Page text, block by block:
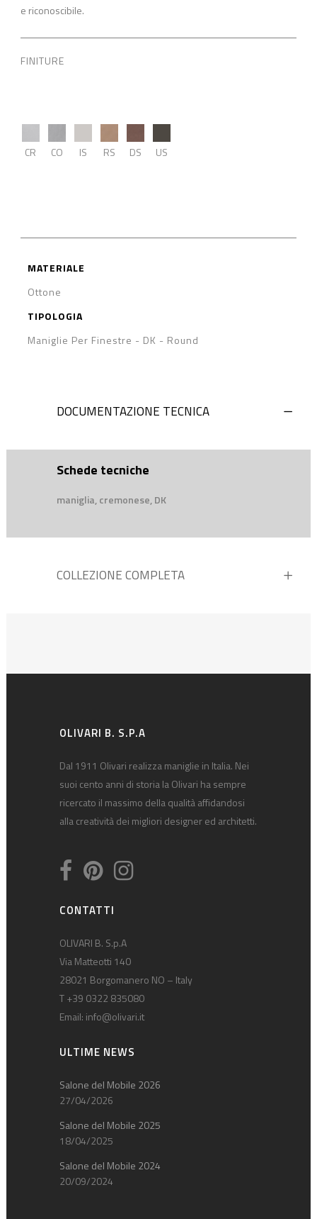
e riconoscibile.
FINITURE
CR CO IS RS DS US
MATERIALE
Ottone
TIPOLOGIA
Maniglie Per Finestre - DK - Round
DOCUMENTAZIONE TECNICA
Schede tecniche
maniglia, cremonese, DK
COLLEZIONE COMPLETA
OLIVARI B. S.P.A
Dal 1911 Olivari realizza maniglie in Italia. Nei
suoi cento anni di storia la Olivari ha sempre
ricercato il massimo della qualità affidandosi
alla creatività dei migliori designer ed architetti.
CONTATTI
OLIVARI B. S.p.A
Via Matteotti 140
28021 Borgomanero NO – Italy
T +39 0322 835080
Email: info@olivari.it
ULTIME NEWS
Salone del Mobile 2026
27/04/2026
Salone del Mobile 2025
18/04/2025
Salone del Mobile 2024
20/09/2024